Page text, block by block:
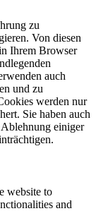
zu
Von diesen
Ihrem Browser
auch
und zu
werden nur
Sie haben auch
einiger
website to
and